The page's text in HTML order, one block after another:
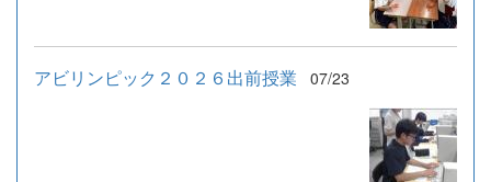
アビリンピック２０２６出前授業 07/23